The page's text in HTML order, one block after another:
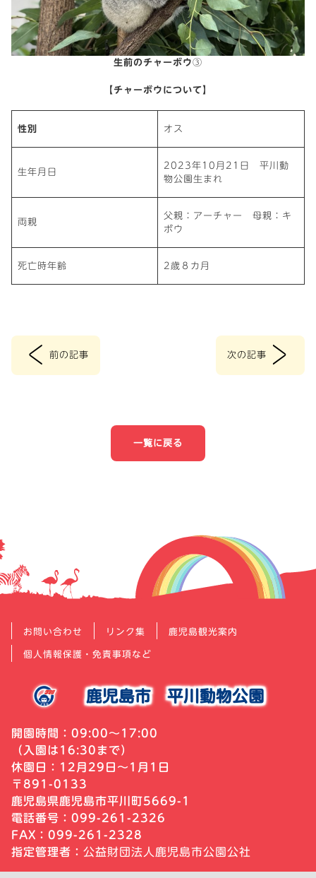
生前のチャーボウ③
【チャーボウについて】
性別 オス
生年月日
2023年10月21日　平川動
物公園生まれ
両親
父親：アーチャー　母親：キ
ボウ
死亡時年齢 2歳８カ月
< 前の記事 次の記事 >
一覧に戻る
お問い合わせ リンク集 鹿児島観光案内
個人情報保護・免責事項など
鹿児島市平川動物公園
開園時間：09:00～17:00
（入園は16:30まで）
休園日：12月29日～1月1日
〒891-0133
鹿児島県鹿児島市平川町5669-1
電話番号：099-261-2326
FAX：099-261-2328
指定管理者： 公益財団法人鹿児島市公園公社